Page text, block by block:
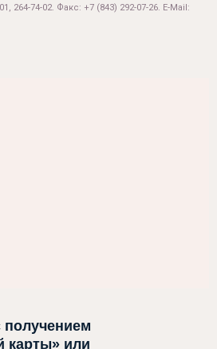
264-74-02. Факс: +7 (843) 292-07-26. E-Mail:
карты» или